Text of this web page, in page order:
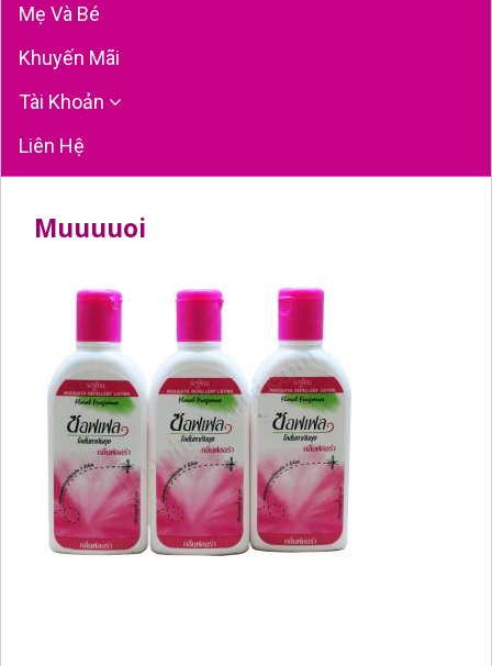
Mẹ Và Bé
Khuyến Mãi
Tài Khoản
Liên Hệ
Muuuuoi